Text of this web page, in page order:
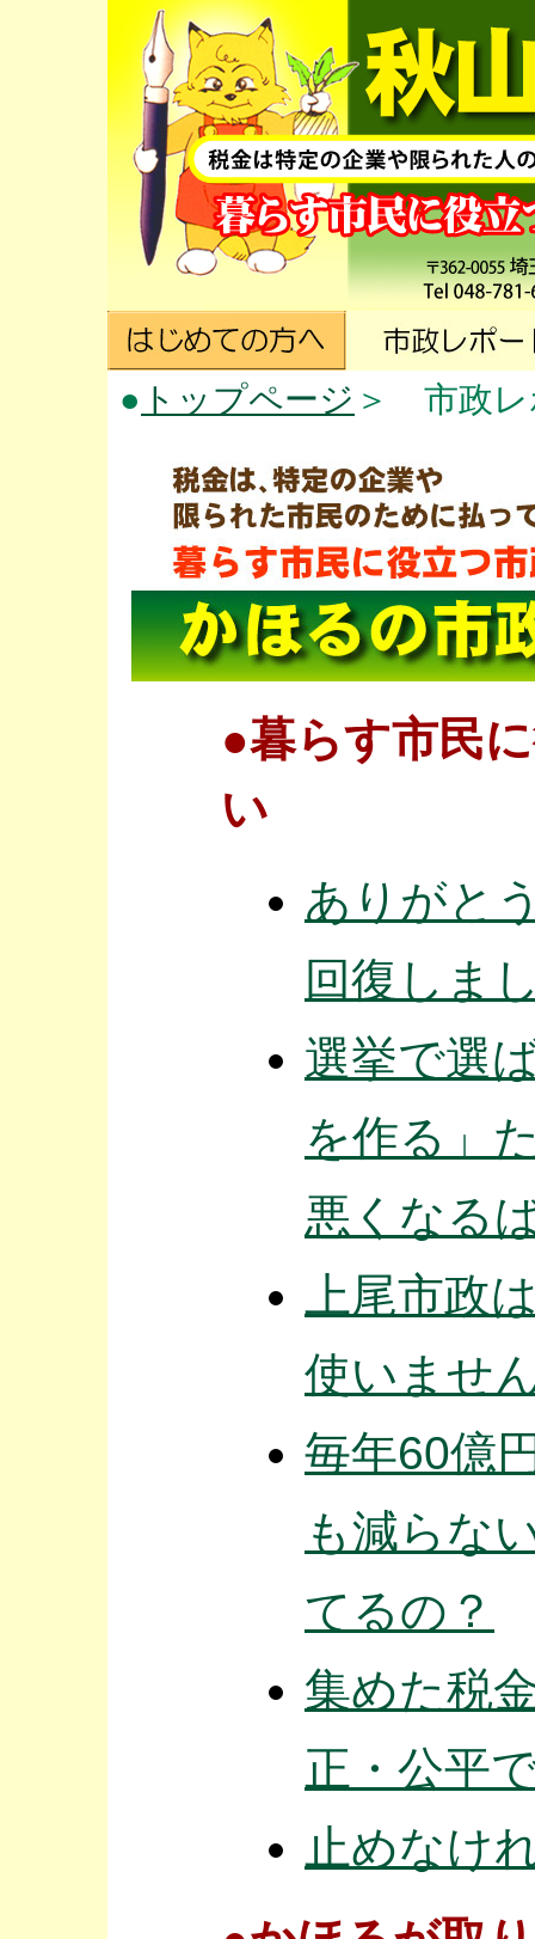
● トップページ ＞ 市政
●暮らす市民
い
ありがと
回復しま
選挙で選
を作る」
悪くなる
上尾市政
使いませ
毎年60億
も減らな
てるの？
集めた税
正・公平
止めなけ